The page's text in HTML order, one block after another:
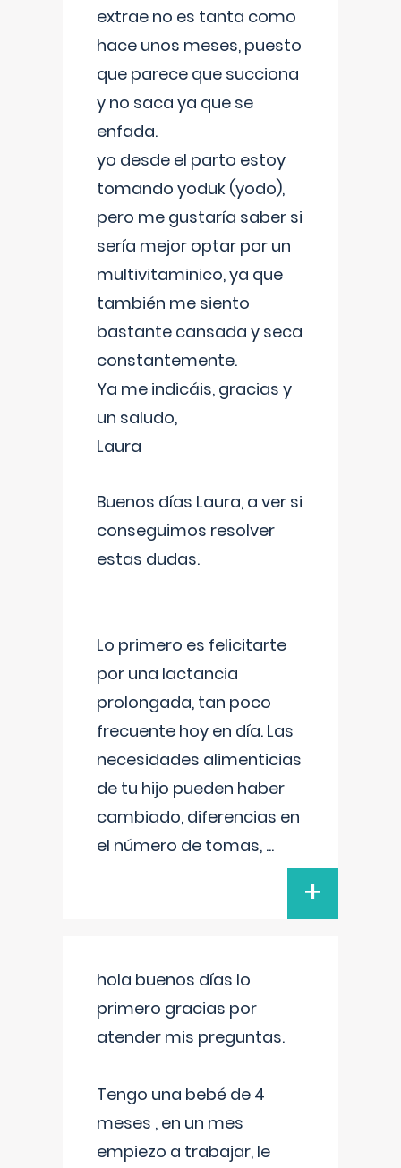
extrae no es tanta como
hace unos meses, puesto
que parece que succiona
y no saca ya que se
enfada.
yo desde el parto estoy
tomando yoduk (yodo),
pero me gustaría saber si
sería mejor optar por un
multivitaminico, ya que
también me siento
bastante cansada y seca
constantemente.
Ya me indicáis, gracias y
un saludo,
Laura
Buenos días Laura, a ver si
conseguimos resolver
estas dudas.
Lo primero es felicitarte
por una lactancia
prolongada, tan poco
frecuente hoy en día. Las
necesidades alimenticias
de tu hijo pueden haber
cambiado, diferencias en
el número de tomas, ...
+
hola buenos días lo
primero gracias por
atender mis preguntas.
Tengo una bebé de 4
meses , en un mes
empiezo a trabajar, le